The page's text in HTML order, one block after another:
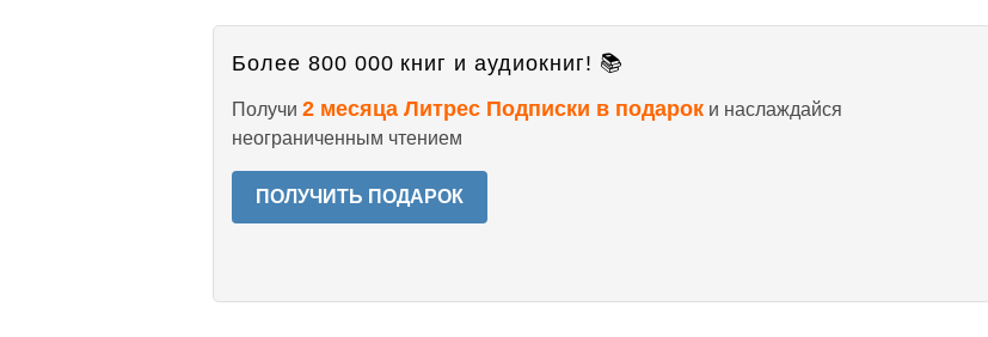
Более 800 000 книг и аудиокниг! 📚
Получи 2 месяца Литрес Подписки в подарок и наслаждайся
неограниченным чтением
ПОЛУЧИТЬ ПОДАРОК